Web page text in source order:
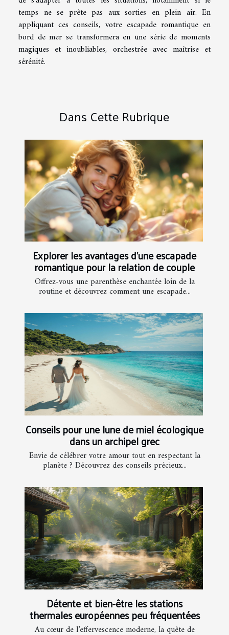
temps ne se prête pas aux sorties en plein air. En
appliquant ces conseils, votre escapade romantique en
bord de mer se transformera en une série de moments
magiques et inoubliables, orchestrée avec maîtrise et
sérénité.
Dans Cette Rubrique
Explorer les avantages d'une escapade
romantique pour la relation de couple
Offrez-vous une parenthèse enchantée loin de la
routine et découvrez comment une escapade...
Conseils pour une lune de miel écologique
dans un archipel grec
Envie de célébrer votre amour tout en respectant la
planète ? Découvrez des conseils précieux...
Détente et bien-être les stations
thermales européennes peu fréquentées
Au cœur de l’effervescence moderne, la quête de